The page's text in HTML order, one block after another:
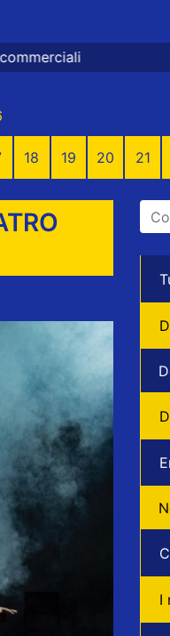
18 19 20 21
I